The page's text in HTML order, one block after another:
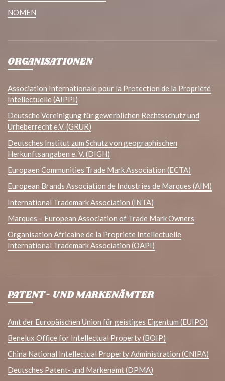
NOMEN
ORGANISATIONEN
Association Internationale pour la Protection de la Propriété
Intellectuelle (AIPPI)
Deutsche Vereinigung für gewerblichen Rechtsschutz und
Urheberrecht e.V. (GRUR)
Deutsches Institut zum Schutz von geographischen
Herkunftsangaben e. V. (DIGH)
Europaen Communities Trade Mark Association (ECTA)
European Brands Association de Industries de Marques (AIM)
International Trademark Association (INTA)
Marques – European Association of Trade Mark Owners
Organisation Africaine de la Propriete Intellectuelle
International Trademark Association (OAPI)
PATENT- UND MARKENÄMTER
Amt der Europäischen Union für geistiges Eigentum (EUIPO)
Benelux Office for Intellectual Property (BOIP)
China National Intellectual Property Administration (CNIPA)
Deutsches Patent- und Markenamt (DPMA)